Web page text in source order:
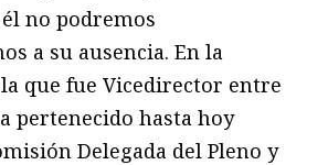
no podremos
a su ausencia. En la
que fue Vicedirector entre
pertenecido hasta hoy
Delegada del Pleno y